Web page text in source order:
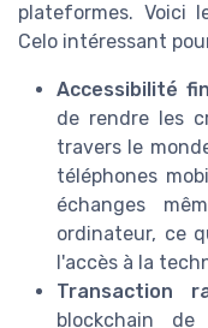
plateformes. Voici
Celo intéressant
Accessibilité
de rendre les
travers le
téléphones
échanges
ordinateur, ce
l'accès à la
Transaction
blockchain